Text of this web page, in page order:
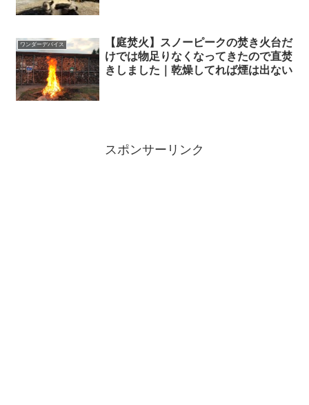
ワンダーデバイス
【庭焚火】スノーピークの焚き火台だ
けでは物足りなくなってきたので直焚
きしました｜乾燥してれば煙は出ない
スポンサーリンク